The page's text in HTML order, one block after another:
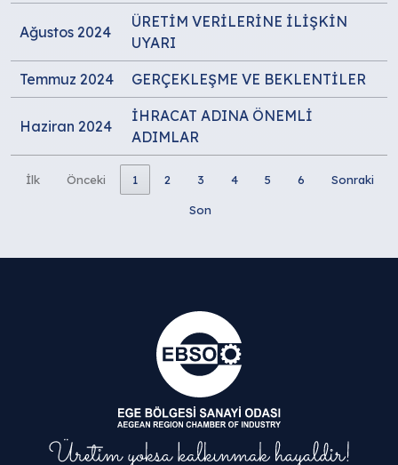
Ağustos 2024
ÜRETİM VERİLERİNE İLİŞKİN
UYARI
Temmuz 2024 GERÇEKLEŞME VE BEKLENTİLER
Haziran 2024
İHRACAT ADINA ÖNEMLİ
ADIMLAR
İlk Önceki 1 2 3 4 5 6 Sonraki
Son